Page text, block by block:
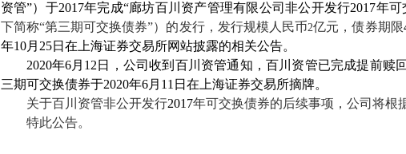
资管”）于2017年完成“廊坊百川资产管理有限公司非公开发行2017年可
下简称“第三期可交换债券”）的发行，发行规模人民币2亿元，债券期限
年10月 25日在上海证券交易所网站披露的相关公告。
2020年6月 12 日，公司收到百川资管通知，百川资管已完成提前赎
三期可交换债券于2020年6月 11 日在上海证券交易所摘牌。
关于百川资管非公开发行2017年可交换债券的后续事项，公司将根
特此公告。